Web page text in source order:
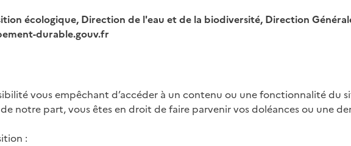
écologique, Direction de l'eau et de la biodiversité, Direction
durable.gouv.fr
vous empêchant d’accéder à un contenu ou une fonctionnalité du
notre part, vous êtes en droit de faire parvenir vos doléances ou une
: